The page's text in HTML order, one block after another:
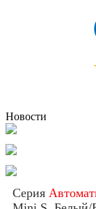
Новости
Серия